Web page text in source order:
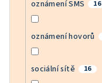
oznámení SMS 16
oznámení hovorů
sociální sítě 16